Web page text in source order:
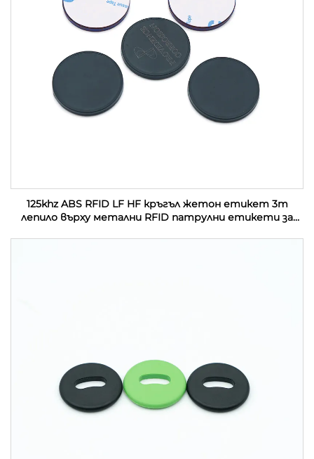
125khz ABS RFID LF HF кръгъл жетон етикет 3m
лепило върху метални RFID патрулни етикети за